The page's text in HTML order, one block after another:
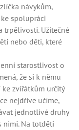
návykům,
spolupráci
trpělivosti. Užitečné
nebo děti, které
starostlivost o
že si k němu
zvířátkům určitý
nejdříve učíme,
jednotlivé druhy
nimi. Na totděti